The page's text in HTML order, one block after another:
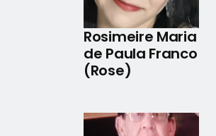
Rosimeire Maria
de Paula Franco
(Rose)